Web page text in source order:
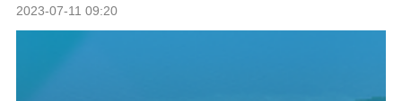
2023-07-11 09:20